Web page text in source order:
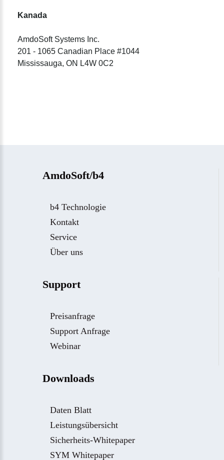
Kanada
AmdoSoft Systems Inc.
201 - 1065 Canadian Place #1044
Mississauga, ON L4W 0C2
AmdoSoft/b4
b4 Technologie
Kontakt
Service
Über uns
Support
Preisanfrage
Support Anfrage
Webinar
Downloads
Daten Blatt
Leistungsübersicht
Sicherheits-Whitepaper
SYM Whitepaper